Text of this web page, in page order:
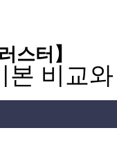
스터 】
본 비교